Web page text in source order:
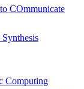
COmmunicate
Computing